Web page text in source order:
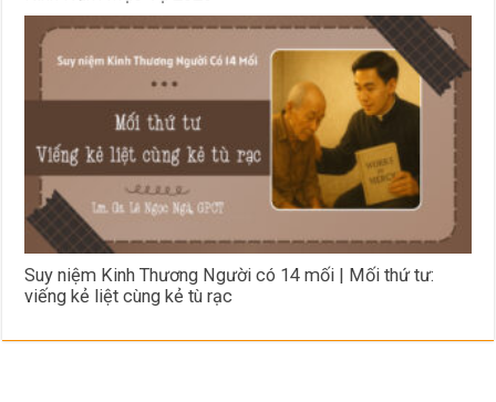
Suy niệm Kinh Thương Người có 14 mối | Mối thứ tư:
viếng kẻ liệt cùng kẻ tù rạc